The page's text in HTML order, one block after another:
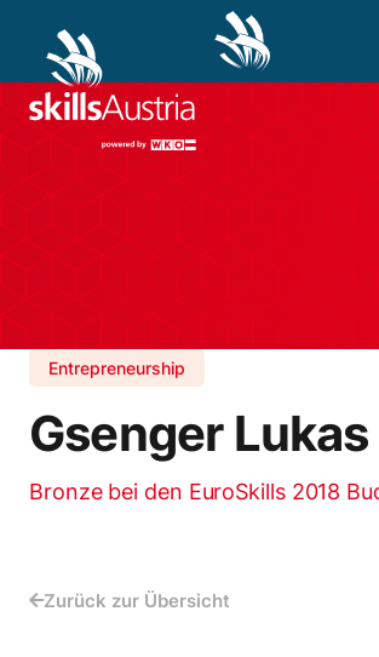
Entrepreneurship
Gsenger Lukas
Bronze bei den EuroSkills 2018
Zurück zur Übersicht